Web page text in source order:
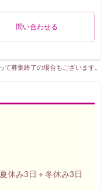
問い合わせる
募集終了の場合もございます。
休み3日＋冬休み3日